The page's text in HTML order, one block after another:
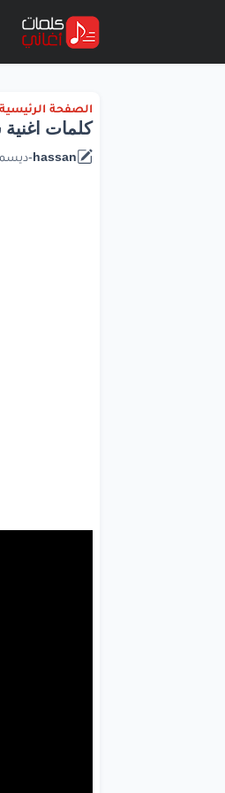
الصفحة الرئيسية
كلمات
hassan
-ديسمبر 26,